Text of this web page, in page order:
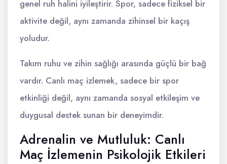
genel ruh halini iyileştirir. Spor, sadece fiziksel bir
aktivite değil, aynı zamanda zihinsel bir kaçış
yoludur.
Takım ruhu ve zihin sağlığı arasında güçlü bir bağ
vardır. Canlı maç izlemek, sadece bir spor
etkinliği değil, aynı zamanda sosyal etkileşim ve
duygusal destek sunan bir deneyimdir.
Adrenalin ve Mutluluk: Canlı
Maç İzlemenin Psikolojik Etkileri